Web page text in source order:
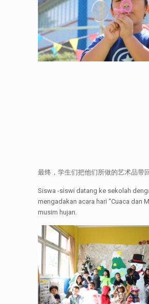
最终，学生们把他们所做的艺术品带
Siswa -siswi datang ke sekolah
mengadakan acara hari “Cuaca dan
musim hujan.